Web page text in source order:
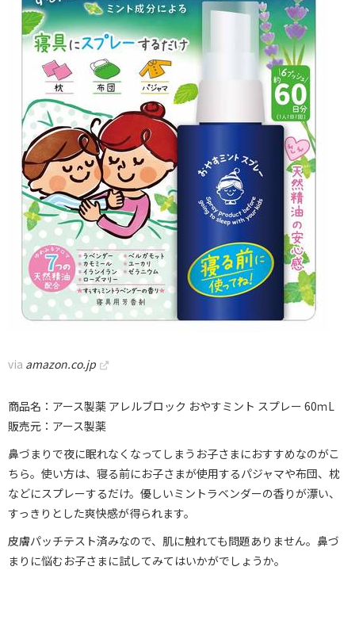
via amazon.co.jp
商品名：アース製薬 アレルブロック おやすミント スプレー 60ｍL
販売元：アース製薬
鼻づまりで夜に眠れなくなってしまうお子さまにおすすめなのがこ
ちら。使い方は、寝る前にお子さまが使用するパジャマや布団、枕
などにスプレーするだけ。優しいミントラベンダーの香りが漂い、
すっきりとした爽快感が得られます。
皮膚パッチテスト済みなので、肌に触れても問題ありません。鼻づ
まりに悩むお子さまに試してみてはいかがでしょうか。